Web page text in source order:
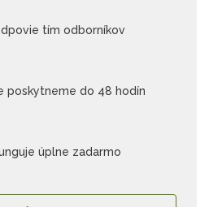
tím odborníkov
poskytneme do 48 hodín
úplne zadarmo